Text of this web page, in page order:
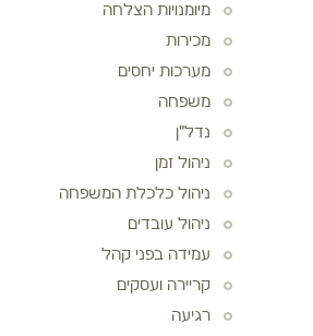
מיומנויות הצלחה
מכירות
מערכות יחסים
משפחה
נדל"ן
ניהול זמן
ניהול כלכלת המשפחה
ניהול עובדים
עמידה בפני קהל
קריירה ועסקים
רגיעה